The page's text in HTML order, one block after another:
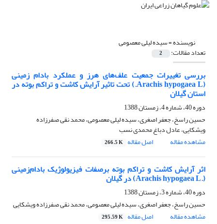
نویسنده =سیده لیلی معصومی
تعداد مقالات: 2
بررسی تغییرات جمعیت علف‌های هرز و عملکرد بادام زمینی
(Arachis hypogaea L.) تحت تاثیر آرایش کاشت و تراکم بوته در
استان گیلان
دوره 40، شماره 4، زمستان 1388
حسین راسخ، جعفر اصغری، سیده لیلی معصومی، محمد نقی صفرزاده
ویشکایی، عادل دباغ محمدی نسب
مشاهده مقاله
اصل مقاله 266.5 K
اثر آرایش کاشت و تراکم بوته برصفات فیزیولوژیک بادام‌زمینی
(.Arachis hypogaea L) در گیلان
دوره 40، شماره 3، زمستان 1388
حسین راسخ، جعفر اصغری، سیده لیلی معصومی، محمد نقی صفرزاده ویشکایی
مشاهده مقاله
اصل مقاله 295.59 K